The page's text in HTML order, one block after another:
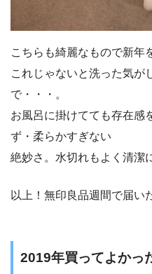
こちらも綺麗なもので新年
これじゃないと洗った気が
で・・・。
お風呂に掛けてても存在感
ず・柔らかすぎない
絶妙さ。水切れもよく清潔
以上！無印良品週間で届い
2019年買ってよか